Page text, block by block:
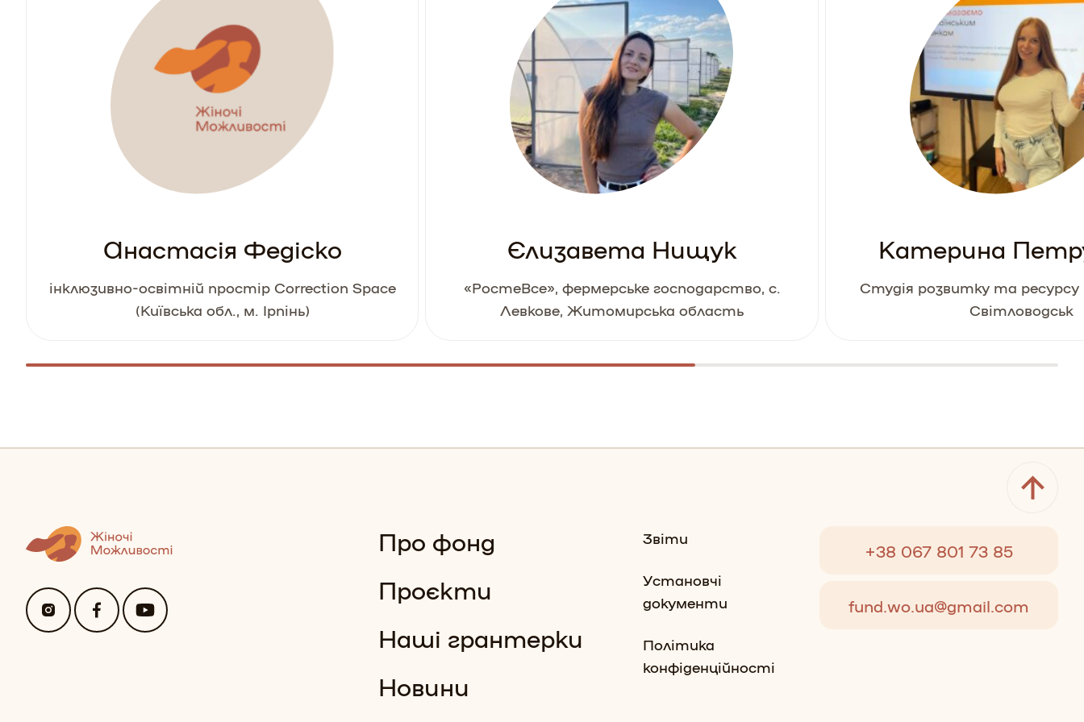
Анастасія Федіско
інклюзивно-освітній простір Correction Space
(Київська обл., м. Ірпінь)
Єлизавета Нищук
«РостеВсе», фермерське господарство, с.
Левкове, Житомирська область
Катерина
Студія розвитку та
Світловодськ
Про фонд
Проєкти
Наші грантерки
Новини
Звіти
Установчі
документи
Політика
конфіденційності
+38 067 801 73 85
fund.wo.ua@gmail.com